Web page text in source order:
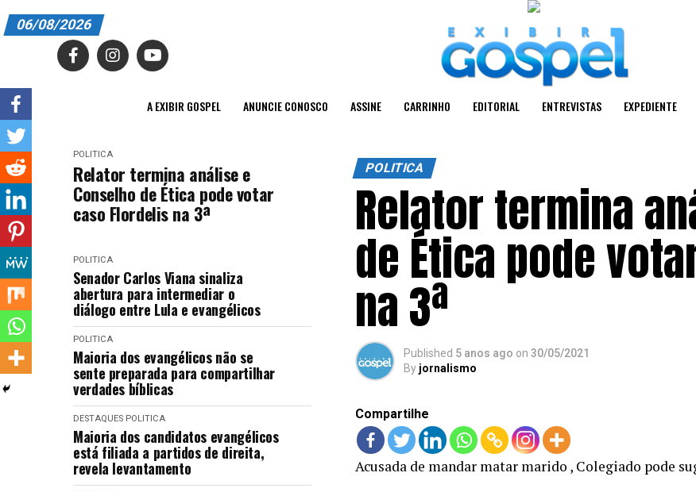
A EXIBIR GOSPEL
EDITORIAL
EXPEDIENTE
FINALIZAR COMPRA
HOME
LANÇAMENTOS
06/08/2026
A EXIBIR GOSPEL ANUNCIE CONOSCO ASSINE CARRINHO EDITORIAL ENTREVISTAS EXPEDIENTE
POLITICA
Relator termina análise e
Conselho de Ética pode votar
caso Flordelis na 3ª
POLITICA
Senador Carlos Viana sinaliza
abertura para intermediar o
diálogo entre Lula e evangélicos
POLITICA
Maioria dos evangélicos não se
sente preparada para compartilhar
verdades bíblicas
DESTAQUES POLITICA
Maioria dos candidatos evangélicos
está filiada a partidos de direita,
revela levantamento
POLITICA
Relator termina
de Ética pode
na 3ª
Published 5 anos ago on 30/05/2021
By jornalismo
Compartilhe
Acusada de mandar matar marido , Colegiado pode